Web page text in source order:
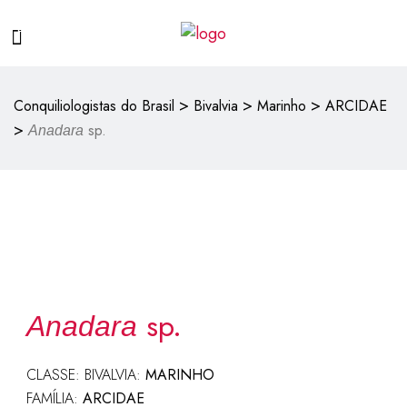
Conquiliologistas do Brasil > Bivalvia > Marinho > ARCIDAE
>Anadara sp.
Anadara sp.
CLASSE: BIVALVIA: MARINHO
FAMÍLIA: ARCIDAE